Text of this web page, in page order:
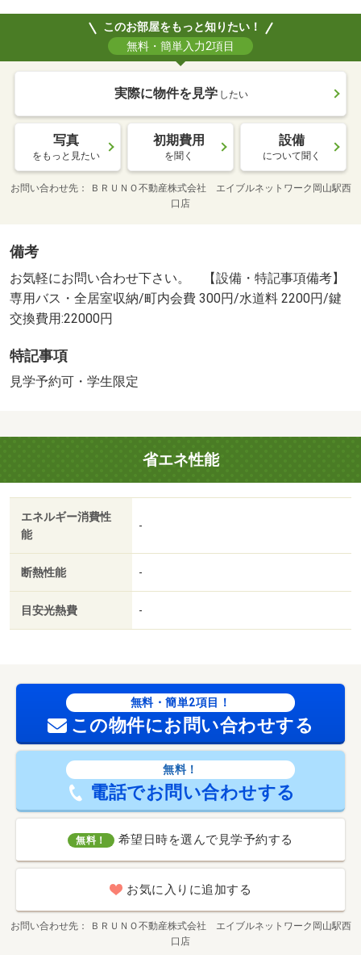
このお部屋をもっと知りたい！
無料・簡単入力2項目
実際に物件を見学 したい
写真
をもっと見たい
初期費用
を聞く
設備
について聞く
お問い合わせ先
ＢＲＵＮＯ不動産株式会社 エイブルネットワーク岡山駅西
口店
備考
お気軽にお問い合わせ下さい。 【設備・特記事項備考】
専用バス・全居室収納/町内会費 300円/水道料 2200円/鍵
交換費用:22000円
特記事項
見学予約可・学生限定
省エネ性能
エネルギー消費性
能
-
断熱性能 -
目安光熱費 -
無料・簡単2項目！
この物件にお問い合わせする
無料！
電話でお問い合わせする
無料！ 希望日時を選んで見学予約する
お気に入りに追加する
お問い合わせ先
ＢＲＵＮＯ不動産株式会社 エイブルネットワーク岡山駅西
口店